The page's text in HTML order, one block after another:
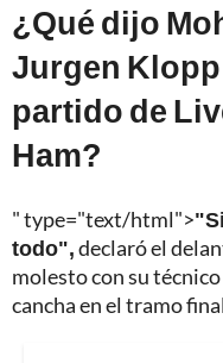
¿Qué dijo
Jurgen Klopp
partido de
Ham?
" type="text/html">
todo",declaró el
molesto con su
cancha en el tramo